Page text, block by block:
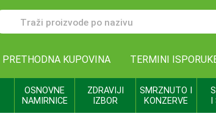
PRETHODNA KUPOVINA TERMINI
OSNOVNE
NAMIRNICE
ZDRAVIJI
IZBOR
SMRZNUTO I
KONZERVE